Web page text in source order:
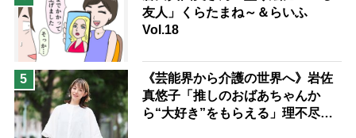
友人」くらたまね～＆らいふ
Vol.18
5
《芸能界から介護の世界へ》岩佐
真悠子「推しのおばあちゃんか
ら“大好き”をもらえる」理不尽さ